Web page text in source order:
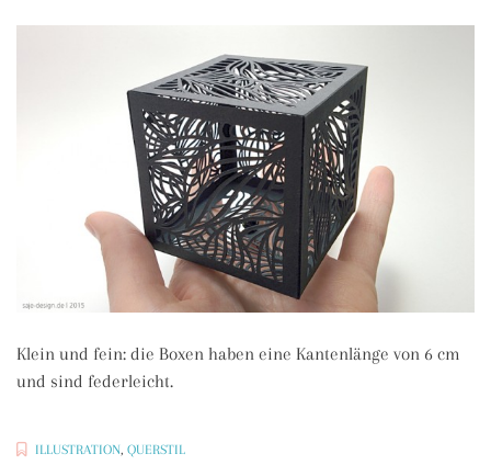
Klein und fein: die Boxen haben eine Kantenlänge von 6 cm
und sind federleicht.
ILLUSTRATION, QUERSTIL